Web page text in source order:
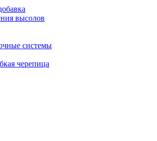
высолов
системы
черепица